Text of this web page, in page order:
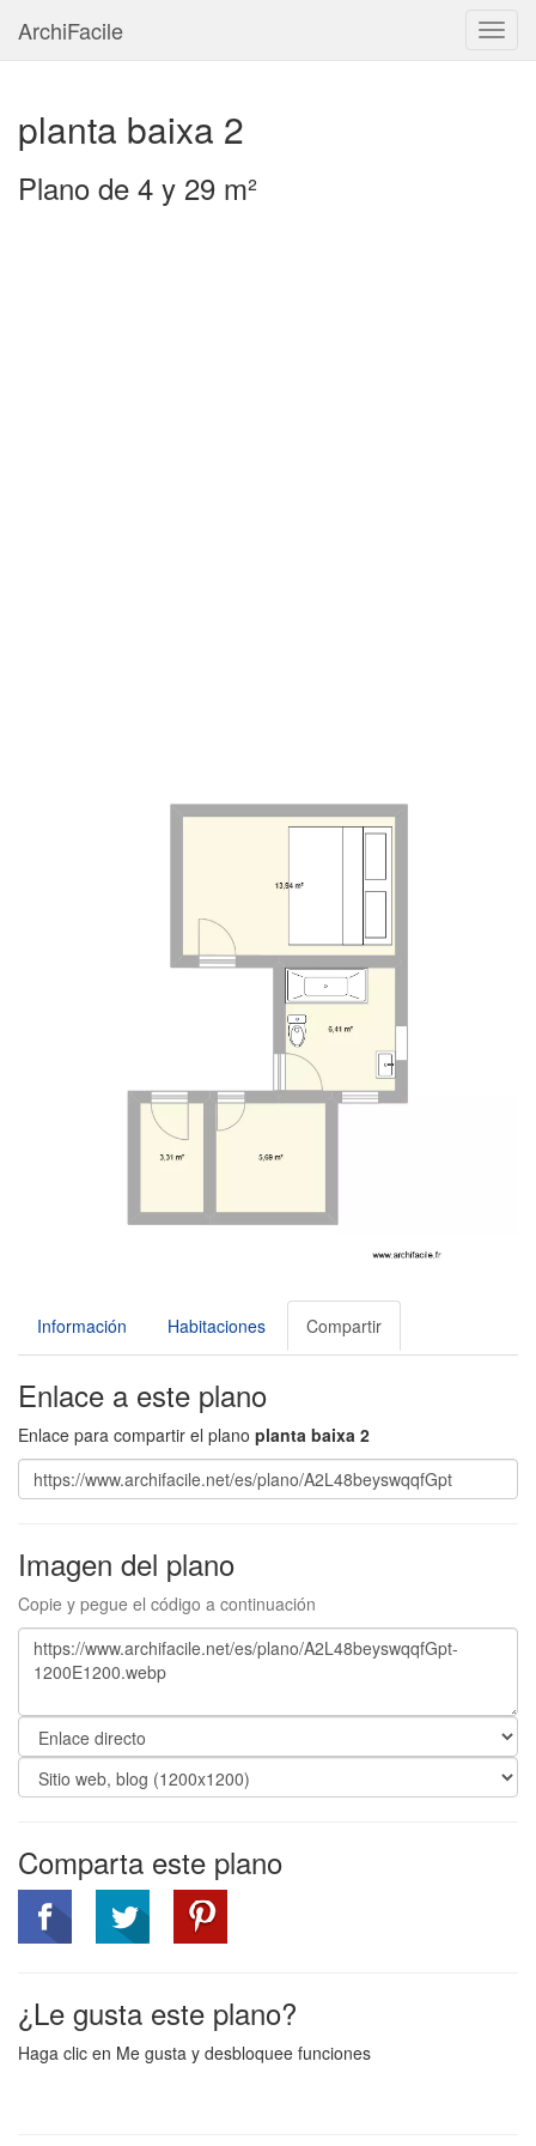
ArchiFacile
planta baixa 2
Plano de 4 y 29 m²
Información Habitaciones Compartir
Enlace a este plano
Enlace para compartir el plano planta baixa 2
Imagen del plano
Copie y pegue el código a continuación
Comparta este plano
¿Le gusta este plano?
Haga clic en Me gusta y desbloquee funciones